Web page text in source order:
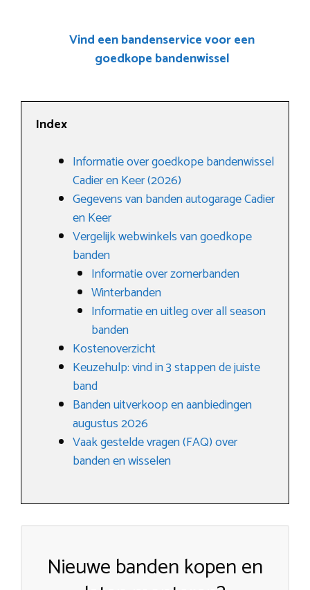
Vind een bandenservice voor een
goedkope bandenwissel
Index
Informatie over goedkope bandenwissel
Cadier en Keer (2026)
Gegevens van banden autogarage Cadier
en Keer
Vergelijk webwinkels van goedkope
banden
Informatie over zomerbanden
Winterbanden
Informatie en uitleg over all season
banden
Kostenoverzicht
Keuzehulp: vind in 3 stappen de juiste
band
Banden uitverkoop en aanbiedingen
augustus 2026
Vaak gestelde vragen (FAQ) over
banden en wisselen
Nieuwe banden kopen en